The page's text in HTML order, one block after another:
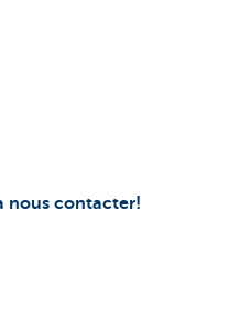
nous contacter!